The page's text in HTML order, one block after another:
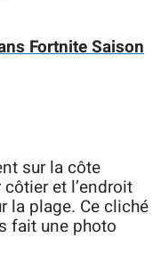
Fortnite Saison
sur la côte
et l’endroit
la plage. Ce cliché
fait une photo